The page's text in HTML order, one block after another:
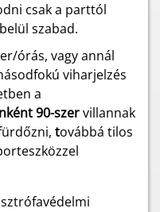
csak a parttól
szabad.
órás, vagy annál
viharjelzés
a
90-szervillannak
továbbá tilos